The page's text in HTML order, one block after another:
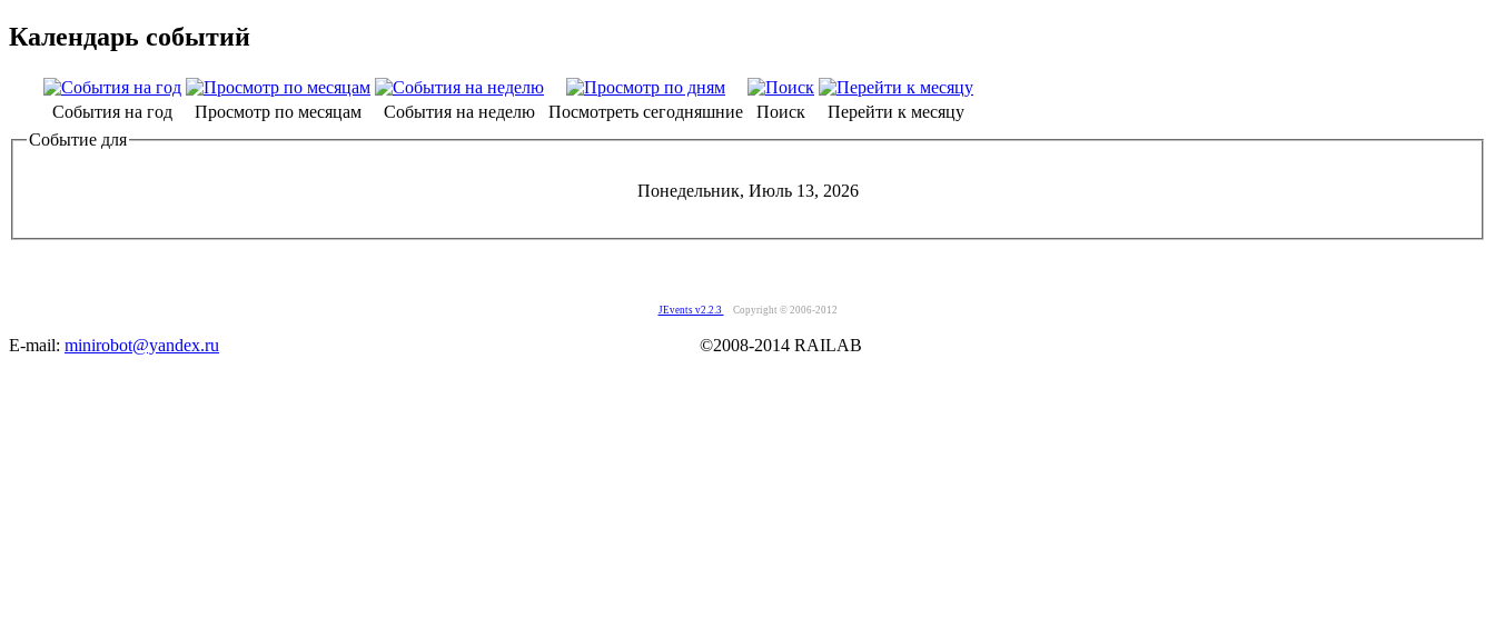
Календарь событий
События на год Просмотр по месяцам События на неделю Посмотреть сегодняшние Поиск
Перейти к месяцу
Событие для
Понедельник, Июль 13, 2026
JEvents v2.2.3 Copyright © 2006-2012
E-mail: minirobot@yandex.ru ©2008-2014 RAILAB